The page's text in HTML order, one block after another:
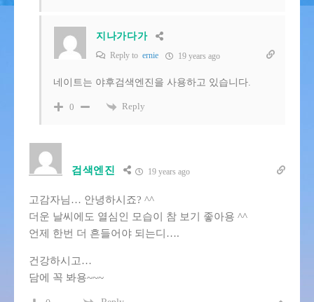
지나가다가
Reply to ernie 19 years ago
네이트는 야후검색엔진을 사용하고 있습니다.
0 Reply
검색엔진 19 years ago
고감자님… 안녕하시죠? ^^
더운 날씨에도 열심인 모습이 참 보기 좋아용 ^^
언제 한번 더 흔들어야 되는디….
건강하시고…
담에 꼭 봐용~~~